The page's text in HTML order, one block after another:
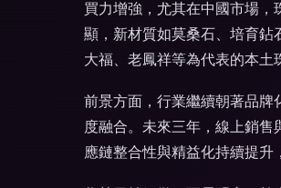
買力增強，尤其在中國市場
顯，新材質如莫桑石、培育
大福、老鳳祥等為代表的本土
前景方面，行業繼續朝著品
度融合。未來三年，線上銷
應鏈整合性與精益化持續提升